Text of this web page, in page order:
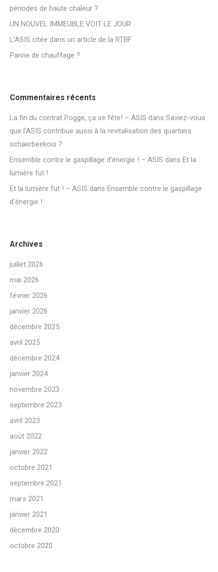
périodes de haute chaleur ?
UN NOUVEL IMMEUBLE VOIT LE JOUR
L’ASIS citée dans un article de la RTBF
Panne de chauffage ?
Commentaires récents
La fin du contrat Pogge, ça se fête! – ASIS dans Saviez-vous
que l’ASIS contribue aussi à la revitalisation des quartiers
schaerbeekois ?
Ensemble contre le gaspillage d’énergie ! – ASIS dans Et la
lumière fut !
Et la lumière fut ! – ASIS dans Ensemble contre le gaspillage
d’énergie !
Archives
juillet 2026
mai 2026
février 2026
janvier 2026
décembre 2025
avril 2025
décembre 2024
janvier 2024
novembre 2023
septembre 2023
avril 2023
août 2022
janvier 2022
octobre 2021
septembre 2021
mars 2021
janvier 2021
décembre 2020
octobre 2020